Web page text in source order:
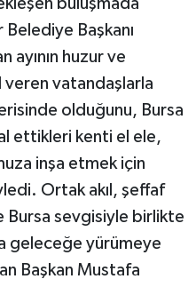
buluşmada
Belediye Başkanı
ayının huzur ve
veren vatandaşlarla
olduğunu, Bursa
ettikleri kenti el ele,
inşa etmek için
Ortak akıl, şeffaf
Bursa sevgisiyle birlikte
geleceğe yürümeye
Başkan Mustafa